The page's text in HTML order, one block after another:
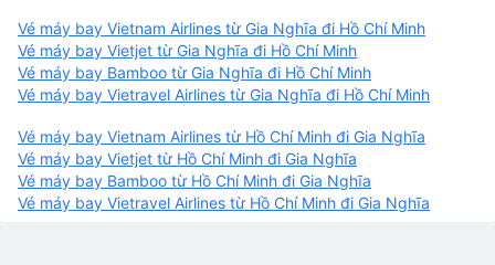
Vé máy bay Vietnam Airlines từ Gia Nghĩa đi Hồ Chí Minh
Vé máy bay Vietjet từ Gia Nghĩa đi Hồ Chí Minh
Vé máy bay Bamboo từ Gia Nghĩa đi Hồ Chí Minh
Vé máy bay Vietravel Airlines từ Gia Nghĩa đi Hồ Chí Minh
Vé máy bay Vietnam Airlines từ Hồ Chí Minh đi Gia Nghĩa
Vé máy bay Vietjet từ Hồ Chí Minh đi Gia Nghĩa
Vé máy bay Bamboo từ Hồ Chí Minh đi Gia Nghĩa
Vé máy bay Vietravel Airlines từ Hồ Chí Minh đi Gia Nghĩa